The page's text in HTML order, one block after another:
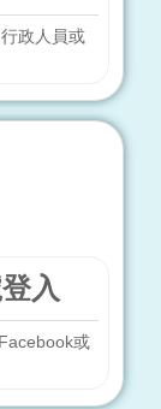
政人員或
入
或